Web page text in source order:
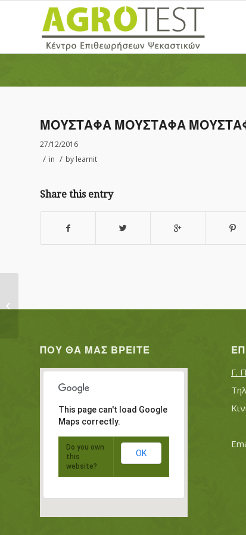
ΜΟΥΣΤΑΦΑ ΜΟΥΣΤΑΦΑ
27/12/2016
/ in / by learnit
Share this entry
ΠΟΥ ΘΑ ΜΑΣ ΒΡΕΊΤΕ
This page can't load Google
Maps correctly.
Do you own
this
website?
OK
Γ.